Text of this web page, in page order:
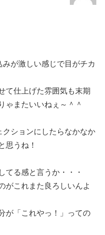
が激しい感じで目がチカ
て仕上げた雰囲気も末期
ゃまたいいねぇ～＾＾
ションにしたらなかなか
思うね！
てる感と言うか・・・
がこれまた良ろしいんよ
が「これやっ！」っての